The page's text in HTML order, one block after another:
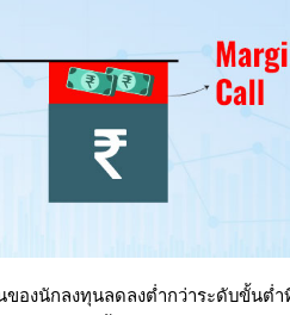
องนักลงทุนลดลงต่ำกว่าระดับขั้นต่ำ